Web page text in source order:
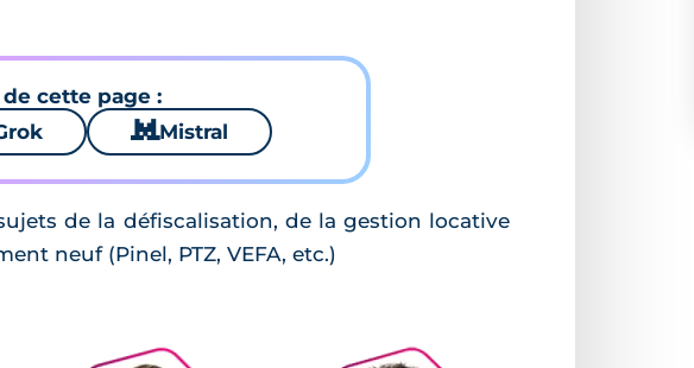
cette page :
🐱 Mistral
de la défiscalisation, de la gestion locative
neuf (Pinel, PTZ, VEFA, etc.)